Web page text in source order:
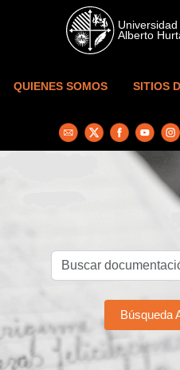
Skip to main content
QUIENES SOMOS SITIOS
Búsqueda